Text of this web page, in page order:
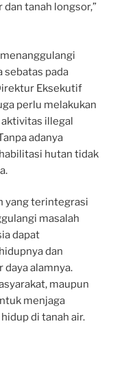
tanah longsor,”
sebatas pada
Eksekutif
perlu melakukan
illegal
adanya
hutan tidak
yang terintegrasi
masalah
dapat
dan
alamnya.
maupun
menjaga
di tanah air.